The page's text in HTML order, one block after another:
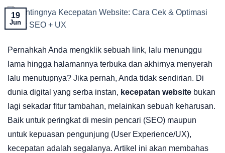
19
Jun
Pernahkah Anda mengklik sebuah link, lalu menunggu
lama hingga halamannya terbuka dan akhirnya menyerah
lalu menutupnya? Jika pernah, Anda tidak sendirian. Di
dunia digital yang serba instan, kecepatan website bukan
lagi sekadar fitur tambahan, melainkan sebuah keharusan.
Baik untuk peringkat di mesin pencari (SEO) maupun
untuk kepuasan pengunjung (User Experience/UX),
kecepatan adalah segalanya. Artikel ini akan membahas